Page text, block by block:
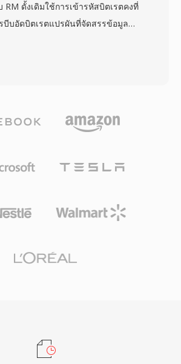
า H.264 บนเว็บที่เพิ่มขึ้น เนื่องจาก
FLV รุ่นเก่าไม่สามารถบรรจุตัวแปลง
ด้อย่างมีประสิทธิภาพ ในช่วงที่
ดแบบ progressive และการสตรีม
ให้ผู้เผยแพร่เนื้อหามีตัวเลือกการจัด
ปใช้วิดีโอ HTML5 ได้ลดการสร้าง
สตรีมสื่อที่อยู่ภายในสามารถเข้าถึงได้
มือสมัยใหม่
ดั้งเดิมใช้การเข้ารหัสบิตเรตคงที่
บีบอัดบิตเรตแปรผันที่จัดสรรข้อมูล
ดนามิกสำหรับฉากที่ซับซ้อนที่มีการ
ได้รับความนิยมเป็นพิเศษใน
ศวรรษ 2000 กลายเป็นรูปแบบที่ใช้
ลายสำหรับเผยแพร่ภาพยนตร์เต็ม
งคงต้องการคุณภาพภาพที่สมเหตุสม
แนวทางการบีบอัด ไฟล์ RMVB รองรับ
งคุณภาพจากการเข้ารหัสบิตเรต